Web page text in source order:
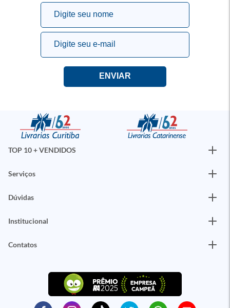
TOP 10 + VENDIDOS
Serviços
Dúvidas
Institucional
Contatos